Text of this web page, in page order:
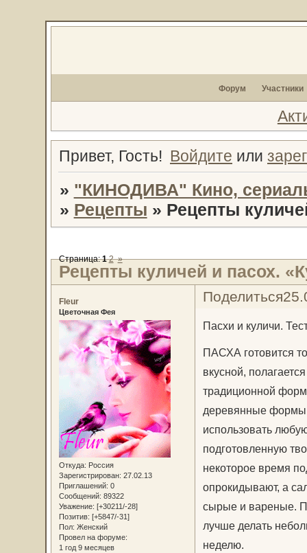
Форум Участники
Привет, Гость! Войдите или
» "КИНОДИВА" Кино,
» Рецепты » Рецепты
Рецепты куличей и пасох.
Страница:1 2 »
Поделиться
Fleur
Цветочная Фея
Откуда: Россия
Зарегистрирован: 27.02.13
Приглашений: 0
Сообщений: 89322
Уважение: [+30211/-28]
Позитив: [+5847/-31]
Пол: Женский
Провел на форуме:
1 год 9 месяцев
Пасхи и куличи.
ПАСХА готовится
вкусной,
традиционной
деревянные формы
использовать
подготовленную
некоторое время
опрокидывают, а
сырые и вареные.
лучше делать
неделю.